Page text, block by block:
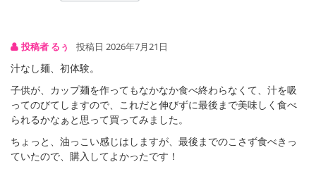
【完全メシ 汁なしカップヌードル】
【完全メシ カップヌードル 汁なしシーフードヌードル】
投稿者 るぅ 投稿日 2026年7月21日
汁なし麺、初体験。
子供が、カップ麺を作ってもなかなか食べ終わらなくて、汁を吸
ってのびてしますので、これだと伸びずに最後まで美味しく食べ
られるかなぁと思って買ってみました。
ちょっと、油っこい感じはしますが、最後までのこさず食べきっ
ていたので、購入してよかったです！